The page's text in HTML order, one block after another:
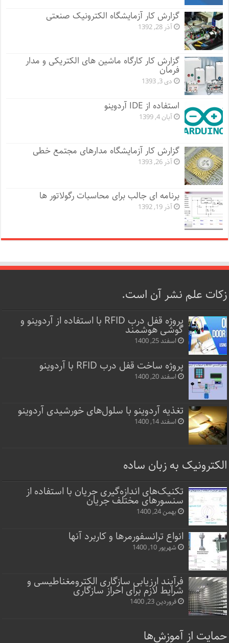
گزارش کار آزمایشگاه الکترونیک صنعتی
آذر 28, 1392
گزارش کار کارگاه ماشین های الکتریکی و مدار
فرمان
دی 3, 1393
استفاده از IDE آردوینو
آبان 4, 1399
گزارش کار آزمایشگاه مدارهای مجتمع خطی
آذر 26, 1393
برنامه ای جالب برای محاسبات رگولاتور ها
آذر 19, 1392
زکات علم نشر آن است.
پروژه قفل‌ درب RFID با استفاده از آردوینو و
گوشی هوشمند
اسفند 25, 1400
پروژه ساخت قفل‌ درب RFID با آردوینو
اسفند 20, 1400
تغذیه آردوینو با سلول‌های خورشیدی آردوینو
اسفند 14, 1400
الکترونیک به زبان ساده
تکنیک‌های اندازه‌گیری جریان با استفاده از
سنسورهای مختلف جریان
بهمن 24, 1400
انواع ترانسفورمرها و کاربرد آنها
شهریور 10, 1400
فرآیند ارزیابی سازگاری الکترومغناطیسی و
شرایط لازم برای احراز سازگاری
فروردین 23, 1400
حمایت از آموزش‌ها